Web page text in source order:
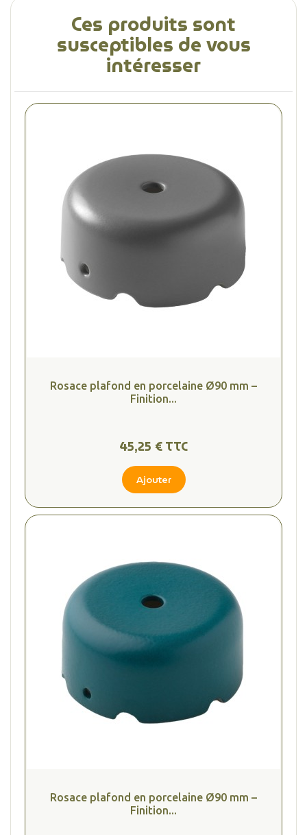
Ces produits sont
susceptibles de vous
intéresser
Rosace plafond en porcelaine Ø90 mm –
Finition...
45,25 € TTC
Ajouter
Rosace plafond en porcelaine Ø90 mm –
Finition...